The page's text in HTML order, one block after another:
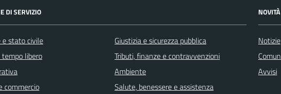
DI SERVIZIO
e stato civile
libero
commercio
Giustizia e sicurezza pubblica
Tributi, finanze e contravvenzioni
Ambiente
Salute, benessere e assistenza
NOVITÀ
Notizie
Avvisi